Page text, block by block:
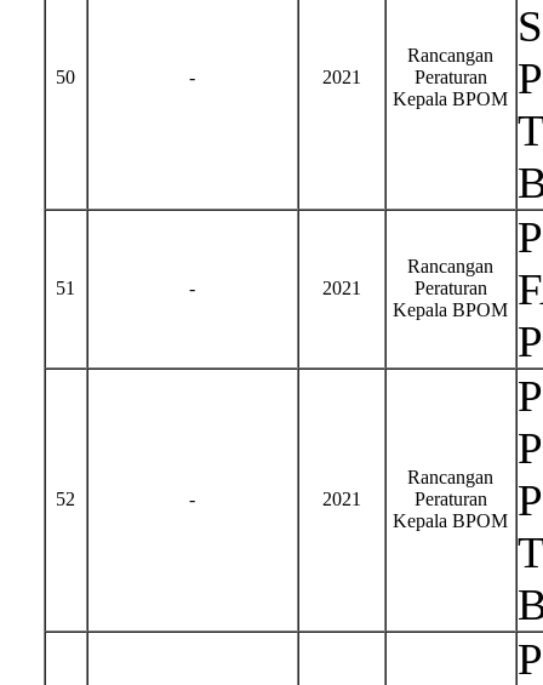
50 - 2021
Rancangan
Peraturan
Kepala BPOM
51 - 2021
Rancangan
Peraturan
Kepala BPOM
52 - 2021
Rancangan
Peraturan
Kepala BPOM